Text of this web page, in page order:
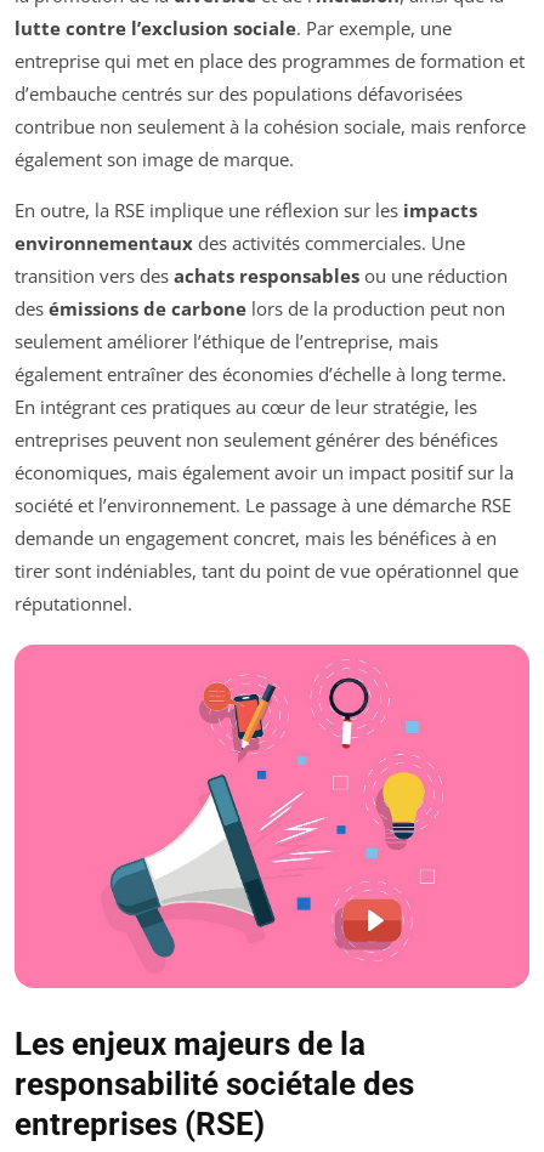
lutte contre l’exclusion sociale. Par exemple, une
entreprise qui met en place des programmes de formation et
d’embauche centrés sur des populations défavorisées
contribue non seulement à la cohésion sociale, mais renforce
également son image de marque.
En outre, la RSE implique une réflexion sur les impacts
environnementaux des activités commerciales. Une
transition vers des achats responsables ou une réduction
des émissions de carbone lors de la production peut non
seulement améliorer l’éthique de l’entreprise, mais
également entraîner des économies d’échelle à long terme.
En intégrant ces pratiques au cœur de leur stratégie, les
entreprises peuvent non seulement générer des bénéfices
économiques, mais également avoir un impact positif sur la
société et l’environnement. Le passage à une démarche RSE
demande un engagement concret, mais les bénéfices à en
tirer sont indéniables, tant du point de vue opérationnel que
réputationnel.
Les enjeux majeurs de la
responsabilité sociétale des
entreprises (RSE)